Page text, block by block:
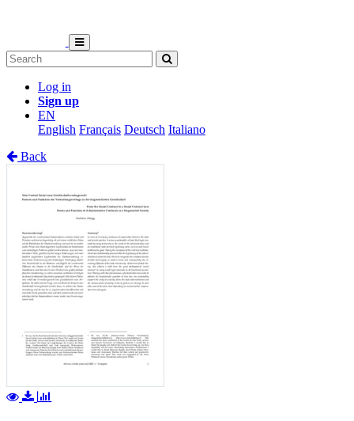
Log in
Sign up
EN
English Français Deutsch Italiano
Back